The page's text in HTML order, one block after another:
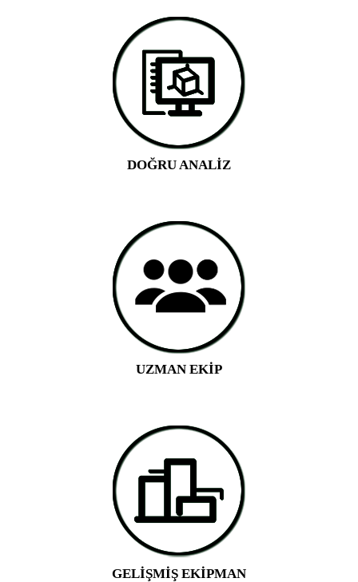
DOĞRU ANALİZ
UZMAN EKİP
GELİŞMİŞ EKİPMAN